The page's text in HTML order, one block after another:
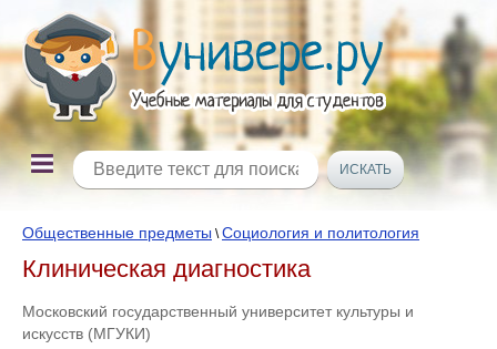
Общественные предметы \Социология и политология
Клиническая диагностика
Московский государственный университет культуры и
искусств (МГУКИ)